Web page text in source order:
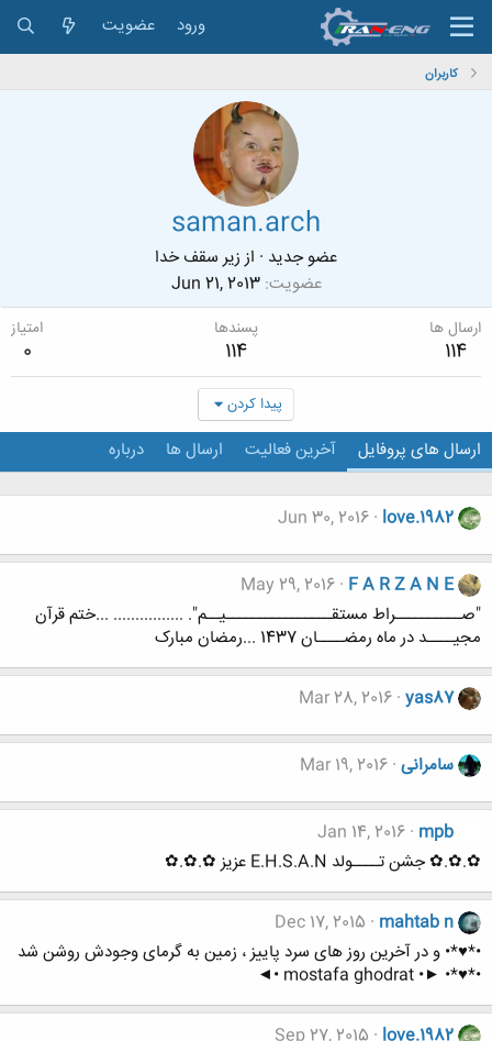
ورود عضویت
کاربران
saman.arch
عضو جدید · از زیر سقف خدا
عضویت Jun 21, 2013
ارسال ها
114
پسندها
114
امتیاز
0
پیدا کردن
ارسال های پروفایل آخرین فعالیت ارسال ها درباره
love.1982
Jun 30, 2016
F A R Z A N E
May 29, 2016
"صــــــــــراط مستقــــــــــــــــیــم". ................ ...ختم قرآن
مجیــــد در ماه رمضــــان 1437 ...رمضان مبارک
yas87
Mar 28, 2016
سامرانی Mar 19, 2016
mpb
Jan 14, 2016
✿.✿.✿ جشن تــــولد E.H.S.A.N عزیز ✿.✿.✿
mahtab n
Dec 17, 2015
•*♥*• و در آخرین روز های سرد پاییز ، زمین به گرمای وجودش روشن شد
•*♥*• ►• mostafa ghodrat •◄